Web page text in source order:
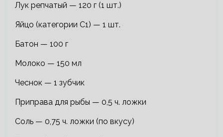
Лук репчатый — 120 г (1 шт.)
Яйцо (категории С1) — 1 шт.
Батон — 100 г
Молоко — 150 мл
Чеснок — 1 зубчик
Приправа для рыбы — 0,5 ч. ложки
Соль — 0,75 ч. ложки (по вкусу)